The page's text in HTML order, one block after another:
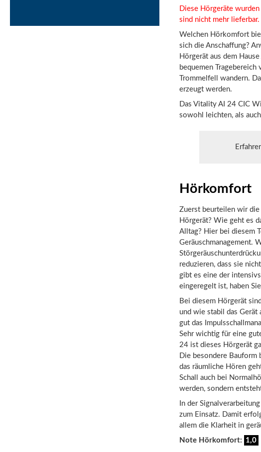
Diese Hörgeräte
sind nicht mehr lieferbar.
Welchen Hörkomfort
sich die Anschaffung?
Hörgerät aus dem
bequemen
Trommelfell wandern.
erzeugt werden.
Das Vitality AI 24 CIC
sowohl leichten, als
Hörkomfort
Zuerst beurteilen wir
Hörgerät? Wie geht es
Alltag? Hier bei diesem
Geräuschmanagement.
reduzieren, dass sie
gibt es eine der
eingeregelt ist, haben
Bei diesem Hörgerät
und wie stabil das
gut das
Sehr wichtig für eine
24 ist dieses Hörgerät
Die besondere Bauform
das räumliche Hören
Schall auch bei
werden, sondern
In der
zum Einsatz. Damit
allem die Klarheit in
Note Hörkomfort: 1,0